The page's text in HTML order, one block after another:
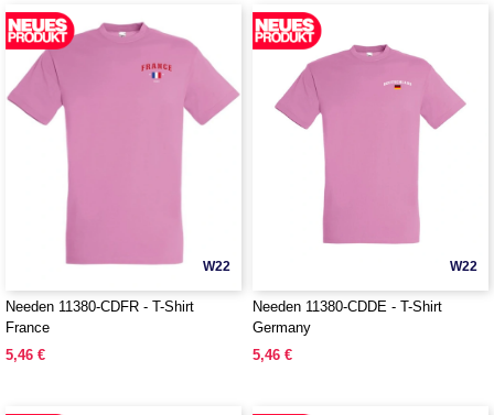
W22
Needen 11380-CDFR - T-Shirt
France
5,46 €
W22
Needen 11380-CDDE - T-Shirt
Germany
5,46 €